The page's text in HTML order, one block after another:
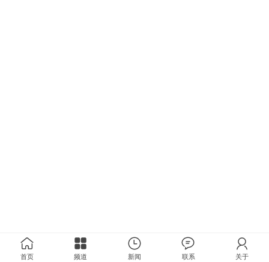
首页 频道 新闻 联系 关于